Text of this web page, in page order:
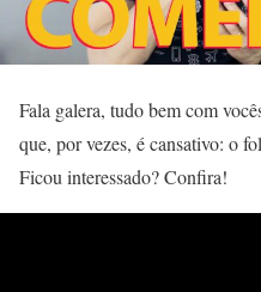
Fala galera, tudo bem com
que, por vezes, é cansativo: o
Ficou interessado? Confira!